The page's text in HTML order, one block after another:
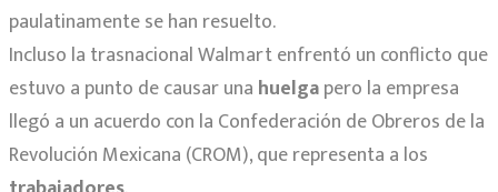
paulatinamente se han resuelto.
Incluso la trasnacional Walmart enfrentó un conflicto que
estuvo a punto de causar una huelgapero la empresa
llegó a un acuerdo con la Confederación de Obreros de la
Revolución Mexicana (CROM), que representa a los